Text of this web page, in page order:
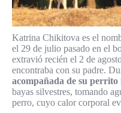
Katrina Chikitova es el
el 29 de julio pasado en el
extravió recién el 2 de
encontraba con su padre.
acompañada de su perrito
bayas silvestres, tomando
perro, cuyo calor corporal